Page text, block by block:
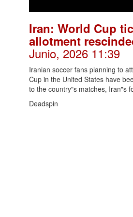
Iran: World Cup
allotment
Junio, 2026 11:39
Iranian soccer fans planning to
Cup in the United States have
to the country"s matches, Iran"s
Deadspin